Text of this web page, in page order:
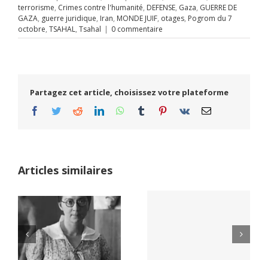
terrorisme, Crimes contre l'humanité, DEFENSE, Gaza, GUERRE DE
GAZA, guerre juridique, Iran, MONDE JUIF, otages, Pogrom du 7
octobre, TSAHAL, Tsahal | 0 commentaire
Partagez cet article, choisissez votre plateforme
Facebook
TwitterRedditLinkedInWhatsApp
Tumblr Pinterest
Vk Email
Articles similaires
Netflix Field of
Dreams (1989)
Yaïr Golan : une